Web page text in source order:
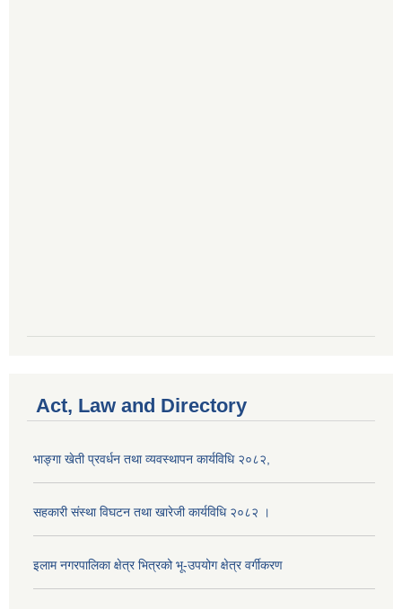
Act, Law and Directory
भाङ्गा खेती प्रवर्धन तथा व्यवस्थापन कार्यविधि २०८२,
सहकारी संस्था विघटन तथा खारेजी कार्यविधि २०८२ ।
इलाम नगरपालिका क्षेत्र भित्रको भू-उपयोग क्षेत्र वर्गीकरण